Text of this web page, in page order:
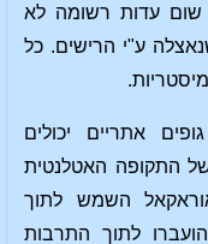
שום עדות רשומה לא
ע"י הרישים. כל
אתריים יכולים
התקופה האטלנטית
השמש לתוך
לתוך התרבות